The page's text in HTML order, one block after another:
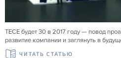
TECE будет 30 в 2017 году — повод
развитие компании и заглянуть в
ЧИТАТЬ СТАТЬЮ